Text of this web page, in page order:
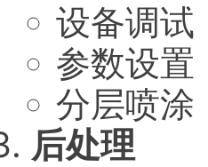
设备调试
参数设置
分层喷
后处理